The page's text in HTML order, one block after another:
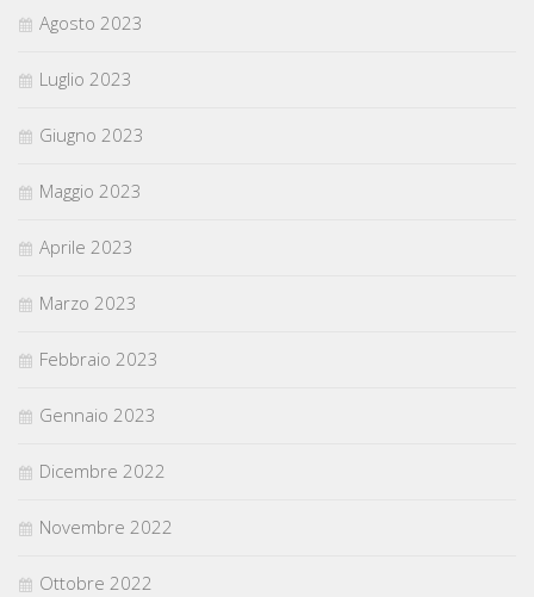
Agosto 2023
Luglio 2023
Giugno 2023
Maggio 2023
Aprile 2023
Marzo 2023
Febbraio 2023
Gennaio 2023
Dicembre 2022
Novembre 2022
Ottobre 2022